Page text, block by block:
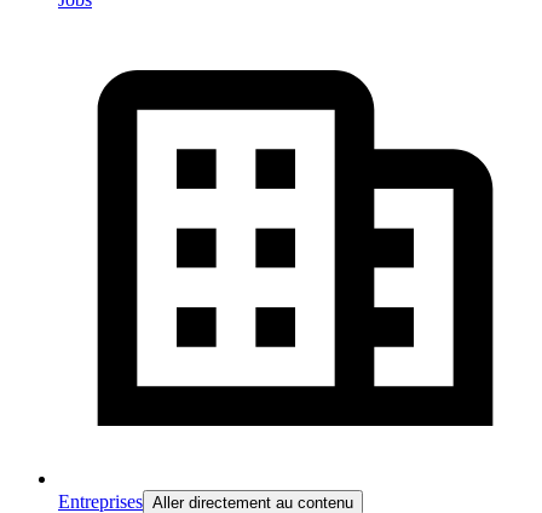
Entreprises Aller directement au contenu